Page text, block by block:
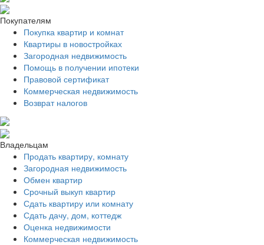
Покупателям
Покупка квартир и комнат
Квартиры в новостройках
Загородная недвижимость
Помощь в получении ипотеки
Правовой сертификат
Коммерческая недвижимость
Возврат налогов
Владельцам
Продать квартиру, комнату
Загородная недвижимость
Обмен квартир
Срочный выкуп квартир
Сдать квартиру или комнату
Сдать дачу, дом, коттедж
Оценка недвижимости
Коммерческая недвижимость